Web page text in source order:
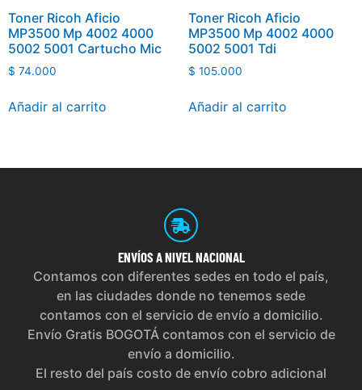
Toner Ricoh Aficio
MP3500 Mp 4002 4000
5002 5001 Cartucho Mic
$ 74.000
Añadir al carrito
Toner Ricoh Aficio
MP3500 Mp 4002 4000
5002 5001 Tdi
$ 105.000
Añadir al carrito
ENVÍOS A NIVEL NACIONAL
Contamos con diferentes sedes en todo el país,
en las ciudades donde no tenemos sede
contamos con el servicio de envío a domicilio.
Envío Gratis BOGOTÁ contamos con el servicio de
envío a domicilio.
El resto del país costo de envío cobro adicional